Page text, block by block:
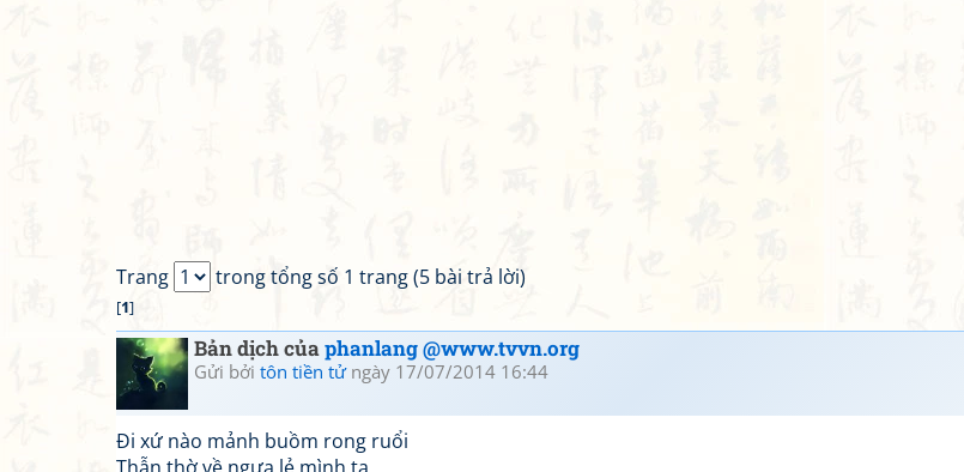
Trang trong tổng số 1 trang (5 bài trả lời)
[1]
Bản dịch củaphanlang @www.tvvn.org
Gửi bởi tôn tiền tửngày 17/07/2014 16:44
Đi xứ nào mảnh buồm rong ruổi